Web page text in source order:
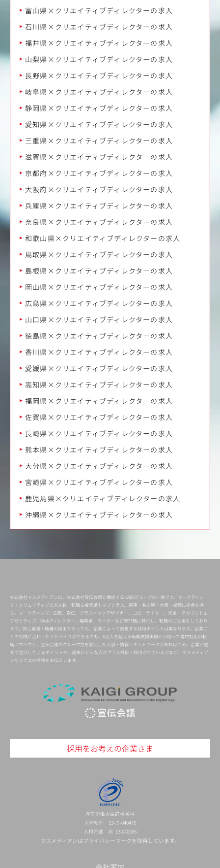
富山県×クリエイティブディレクターの求人
石川県×クリエイティブディレクターの求人
福井県×クリエイティブディレクターの求人
山梨県×クリエイティブディレクターの求人
長野県×クリエイティブディレクターの求人
岐阜県×クリエイティブディレクターの求人
静岡県×クリエイティブディレクターの求人
愛知県×クリエイティブディレクターの求人
三重県×クリエイティブディレクターの求人
滋賀県×クリエイティブディレクターの求人
京都府×クリエイティブディレクターの求人
大阪府×クリエイティブディレクターの求人
兵庫県×クリエイティブディレクターの求人
奈良県×クリエイティブディレクターの求人
和歌山県×クリエイティブディレクターの求人
鳥取県×クリエイティブディレクターの求人
島根県×クリエイティブディレクターの求人
岡山県×クリエイティブディレクターの求人
広島県×クリエイティブディレクターの求人
山口県×クリエイティブディレクターの求人
徳島県×クリエイティブディレクターの求人
香川県×クリエイティブディレクターの求人
愛媛県×クリエイティブディレクターの求人
高知県×クリエイティブディレクターの求人
福岡県×クリエイティブディレクターの求人
佐賀県×クリエイティブディレクターの求人
長崎県×クリエイティブディレクターの求人
熊本県×クリエイティブディレクターの求人
大分県×クリエイティブディレクターの求人
宮崎県×クリエイティブディレクターの求人
鹿児島県×クリエイティブディレクターの求人
沖縄県×クリエイティブディレクターの求人
株式会社マスメディアンは、株式会社宣伝会議と構成するKAIGIグループの一員です。マーケティン
グ・クリエイティブの求人数・転職支援実績トップクラス。東京・名古屋・大阪・福岡に拠点を持
ち、マーケティング、広報、宣伝、グラフィックデザイナー、コピーライター、営業・アカウントエ
グゼクティブ、Webディレクター、編集者、ライターなど専門職に特化し、転職のご支援をしており
ます。同じ業種・職種の採用であっても、企業によって重視する採用ポイントは異なります。企業ご
との特徴に合わせたアドバイスができるのも、6万人を超える転職支援実績から培った専門特化の転
職ノウハウと、宣伝会議のグループ力を駆使した人脈・情報・ネットワークがあればこそ。企業が選
考で注目しているポイントや、過去にどんな人がプラス評価・採用されているかなど、マスメディア
ンならではの情報をお伝えします。
採用をお考えの企業さま
厚生労働大臣許可番号
人材紹介 13-ユ-040475
人材派遣 派 13-040596
マスメディアンはプライバシーマークを取得しています。